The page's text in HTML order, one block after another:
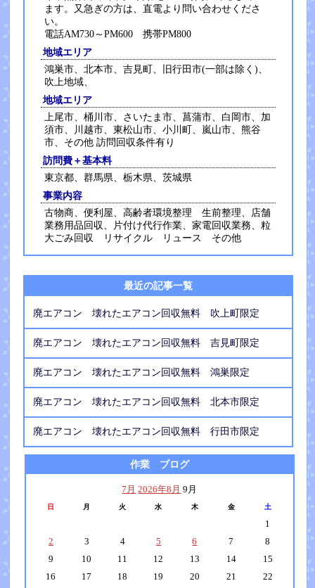
ます。又急ぎの方は、直電より問い合わせくださ
い。
電話AM730～PM600 携帯PM800
地域エリア
鴻巣市、北本市、吉見町、旧行田市(一部は除く)、
吹上地域、
地域エリア
上尾市、桶川市、さいたま市、菖蒲市、白岡市、加
須市、川越市、東松山市、小川町、嵐山市、熊谷
市、その他 訪問回収条件有り
訪問費＋基本料
東京都、群馬県、栃木県、茨城県
事業内容
古物商、便利屋、高齢者環境整理 生前整理、店舗
業務用品回収、片付け代行作業、家電回収業務、粒
大ごみ回収 リサイクル リュース その他
最近の記事一覧
廃エアコン 壊れたエアコン回収無料 吹上町限定
廃エアコン 壊れたエアコン回収無料 吉見町限定
廃エアコン 壊れたエアコン回収無料 鴻巣限定
廃エアコン 壊れたエアコン回収無料 北本市限定
廃エアコン 壊れたエアコン回収無料 行田市限定
作業 ブログ
7月 2026年8月 9月
日 月 火 水 木 金 土
1
2
3 4 5 6 7
8
9
10 11 12 13 14
15
16
17 18 19 20 21
22